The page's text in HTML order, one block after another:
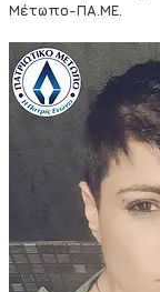
Μέτωπο-ΠΑ.ΜΕ.